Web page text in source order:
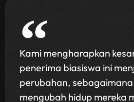
Kami mengharapkan
penerima biasiswa ini
perubahan,
mengubah hidup mereka